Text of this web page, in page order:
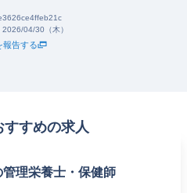
2026/04/30（木）
報告する
すすめの求人
管理栄養士・保健師